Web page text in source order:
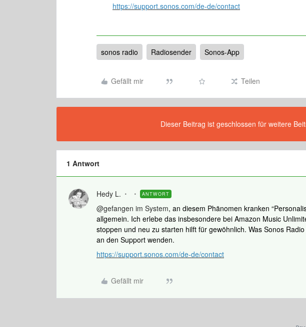
https://support.sonos.com/de-de/contact
sonos radio Radiosender Sonos-App
Gefällt mir Teilen
Dieser Beitrag ist geschlossen für weitere
1 Antwort
Hedy L. ANTWORT
@gefangen im System, an diesem Phänomen kranken
allgemein. Ich erlebe das insbesondere bei Amazon Music
stoppen und neu zu starten hilft für gewöhnlich. Was Sonos
an den Support wenden.
https://support.sonos.com/de-de/contact
Gefällt mir